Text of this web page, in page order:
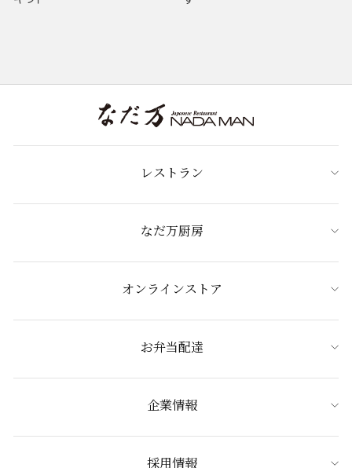
レストラン
なだ万厨房
オンラインストア
お弁当配達
企業情報
採用情報